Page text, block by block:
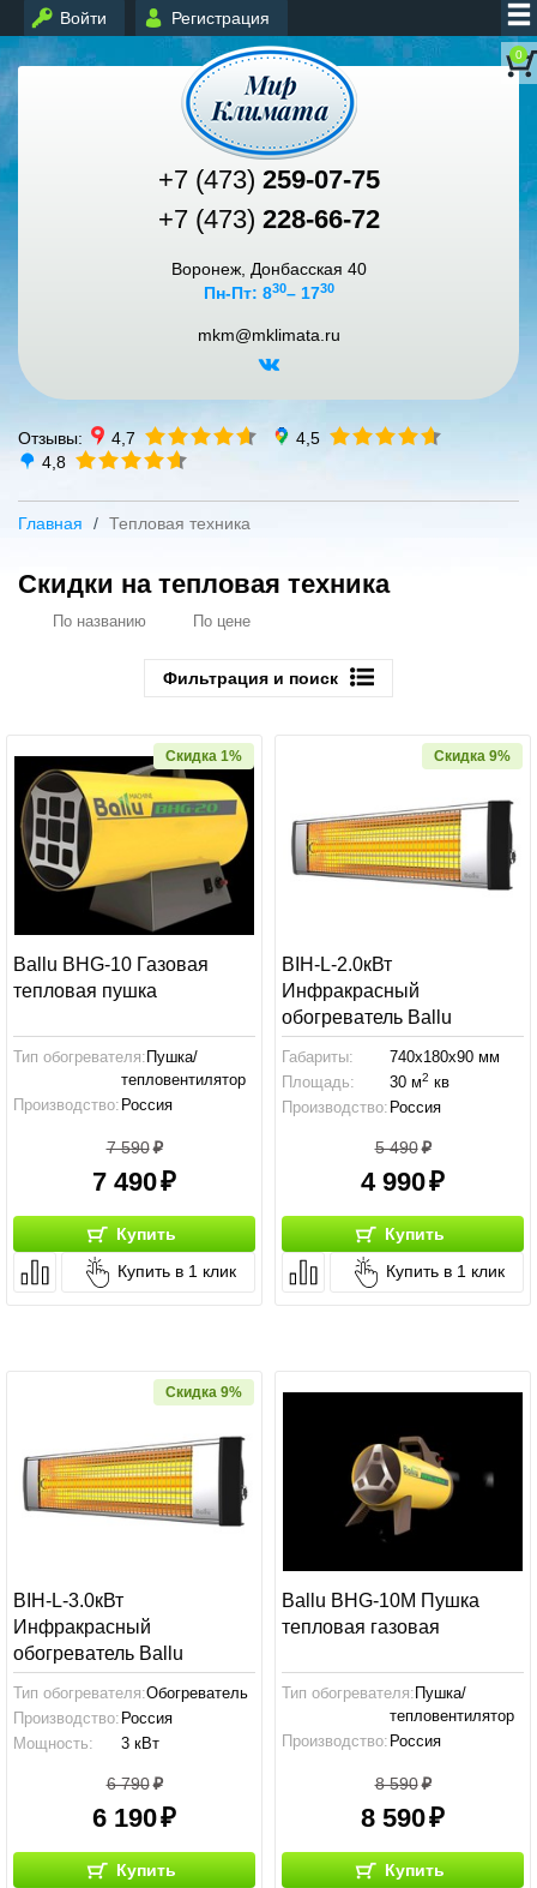
Войти Регистрация
0
+7 (473) 259-07-75
+7 (473) 228-66-72
Воронеж, Донбасская 40
Пн-Пт: 830– 1730
mkm@mklimata.ru
Отзывы: 4,7
4,5
4,8
Главная Тепловая техника
Скидки на тепловая техника
По названию По цене
Фильтрация и поиск
Скидка 1%
Ballu BHG-10 Газовая
тепловая пушка
Тип обогревателя: Пушка/
тепловентилятор
Производство: Россия
7 590
7 490
Купить
Купить в 1 клик
Скидка 9%
BIH-L-2.0кВт
Инфракрасный
обогреватель Ballu
Габариты:
740x180x90 мм
Площадь:
30 м2 кв
Производство: Россия
5 490
4 990
Купить
Купить в 1 клик
Скидка 9%
BIH-L-3.0кВт
Инфракрасный
обогреватель Ballu
Тип обогревателя:Обогреватель
Производство: Россия
Мощность:
3 кВт
6 790
6 190
Купить
Ballu BHG-10M Пушка
тепловая газовая
Тип обогревателя: Пушка/
тепловентилятор
Производство: Россия
8 590
8 590
Купить